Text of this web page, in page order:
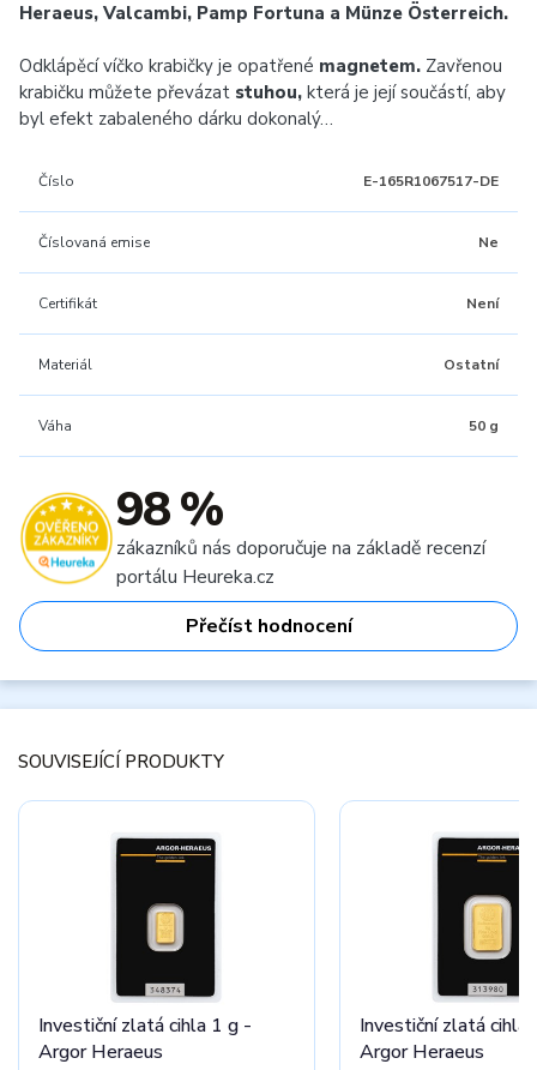
Heraeus, Valcambi, Pamp Fortuna a Münze Österreich.
Odklápěcí víčko krabičky je opatřené magnetem. Zavřenou
krabičku můžete převázat stuhou, která je její součástí, aby
byl efekt zabaleného dárku dokonalý…
Číslo E-165R1067517-DE
Číslovaná emise Ne
Certifikát Není
Materiál Ostatní
Váha 50 g
98 %
zákazníků nás doporučuje na základě recenzí
portálu Heureka.cz
Přečíst hodnocení
SOUVISEJÍCÍ PRODUKTY
Investiční zlatá cihla 1 g -
Argor Heraeus
Investiční zlatá cihla
Argor Heraeus